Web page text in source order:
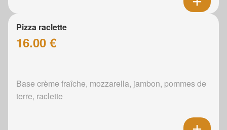
Pizza raclette
16.00 €
Base crème fraîche, mozzarella, jambon, pommes de
terre, raclette